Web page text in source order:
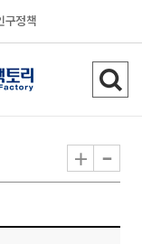
구정책
검
색
기
+ -